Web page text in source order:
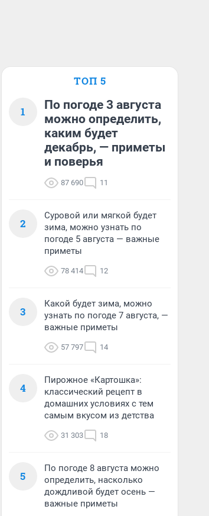
ТОП 5
1
По погоде 3 августа
можно определить,
каким будет
декабрь, — приметы
и поверья
87 690 11
2
Суровой или мягкой будет
зима, можно узнать по
погоде 5 августа — важные
приметы
78 414 12
3
Какой будет зима, можно
узнать по погоде 7 августа, —
важные приметы
57 797 14
4
Пирожное «Картошка»:
классический рецепт в
домашних условиях с тем
самым вкусом из детства
31 303 18
5
По погоде 8 августа можно
определить, насколько
дождливой будет осень —
важные приметы